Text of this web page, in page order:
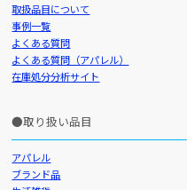
取扱品目について
事例一覧
よくある質問
よくある質問（アパレル）
在庫処分分析サイト
取り扱い品目
アパレル
ブランド品